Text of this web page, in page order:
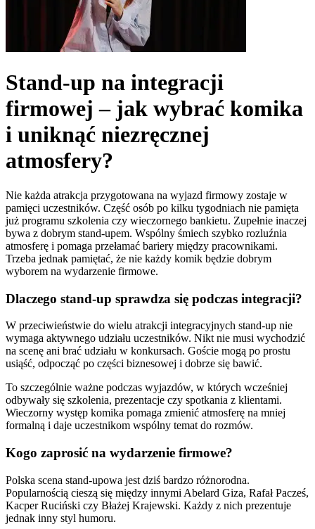
Stand-up na integracji
firmowej – jak wybrać komika
i uniknąć niezręcznej
atmosfery?
Nie każda atrakcja przygotowana na wyjazd firmowy zostaje w
pamięci uczestników. Część osób po kilku tygodniach nie pamięta
już programu szkolenia czy wieczornego bankietu. Zupełnie inaczej
bywa z dobrym stand-upem. Wspólny śmiech szybko rozluźnia
atmosferę i pomaga przełamać bariery między pracownikami.
Trzeba jednak pamiętać, że nie każdy komik będzie dobrym
wyborem na wydarzenie firmowe.
Dlaczego stand-up sprawdza się podczas integracji?
W przeciwieństwie do wielu atrakcji integracyjnych stand-up nie
wymaga aktywnego udziału uczestników. Nikt nie musi wychodzić
na scenę ani brać udziału w konkursach. Goście mogą po prostu
usiąść, odpocząć po części biznesowej i dobrze się bawić.
To szczególnie ważne podczas wyjazdów, w których wcześniej
odbywały się szkolenia, prezentacje czy spotkania z klientami.
Wieczorny występ komika pomaga zmienić atmosferę na mniej
formalną i daje uczestnikom wspólny temat do rozmów.
Kogo zaprosić na wydarzenie firmowe?
Polska scena stand-upowa jest dziś bardzo różnorodna.
Popularnością cieszą się między innymi Abelard Giza, Rafał Pacześ,
Kacper Ruciński czy Błażej Krajewski. Każdy z nich prezentuje
jednak inny styl humoru.